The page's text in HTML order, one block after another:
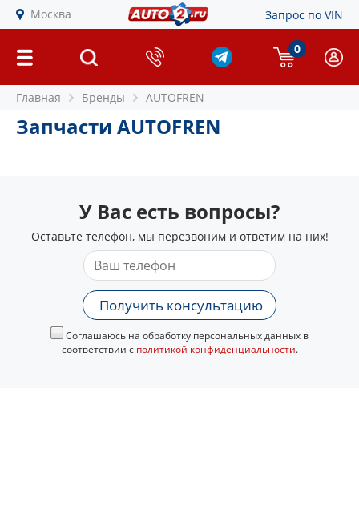
Москва Запрос по VIN
0
Главная Бренды AUTOFREN
Запчасти AUTOFREN
У Вас есть вопросы?
Оставьте телефон, мы перезвоним и ответим на них!
Получить консультацию
Соглашаюсь на обработку персональных данных в
соответствии с политикой конфиденциальности.